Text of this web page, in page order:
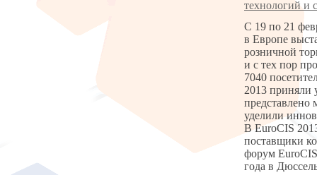
технологий и
С 19 по 21
в Европе
розничной
и с тех пор
7040
2013 приняли
представлено
уделили
В EuroCIS
поставщики
форум
года в